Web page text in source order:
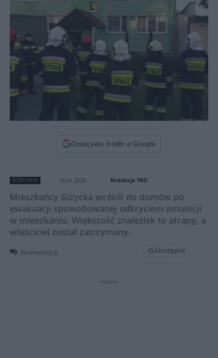
Dodaj jako źródło w Google
GIŻYCKO 16.01.2020 Redakcja TKO
Mieszkańcy Giżycka wrócili do domów po
ewakuacji spowodowanej odkryciem amunicji
w mieszkaniu. Większość znalezisk to atrapy, a
właściciel został zatrzymany.
Skomentuj 0 Udostępnij
reklama